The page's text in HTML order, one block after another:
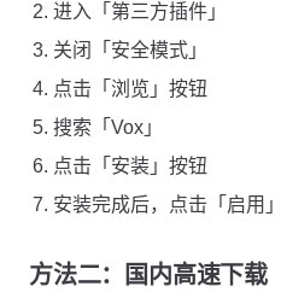
进入「第三方插件」
关闭「安全模式」
点击「浏览」按钮
搜索「Vox」
点击「安装」按钮
安装完成后，点击「启用」
方法二：国内高速下载